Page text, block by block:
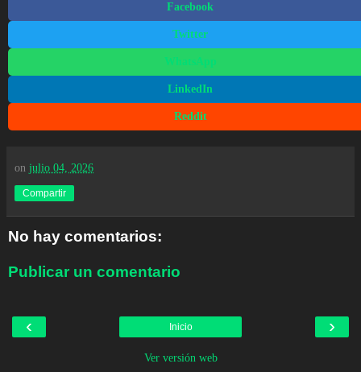
Facebook
Twitter
WhatsApp
LinkedIn
Reddit
on julio 04, 2026
Compartir
No hay comentarios:
Publicar un comentario
‹ ›
Inicio
Ver versión web